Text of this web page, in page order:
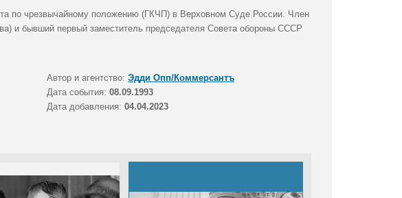
по чрезвычайному положению (ГКЧП) в Верховном Суде России. Член
и бывший первый заместитель председателя Совета обороны СССР
Автор и агентство: Эдди Опп/Коммерсантъ
Дата события: 08.09.1993
Дата добавления: 04.04.2023